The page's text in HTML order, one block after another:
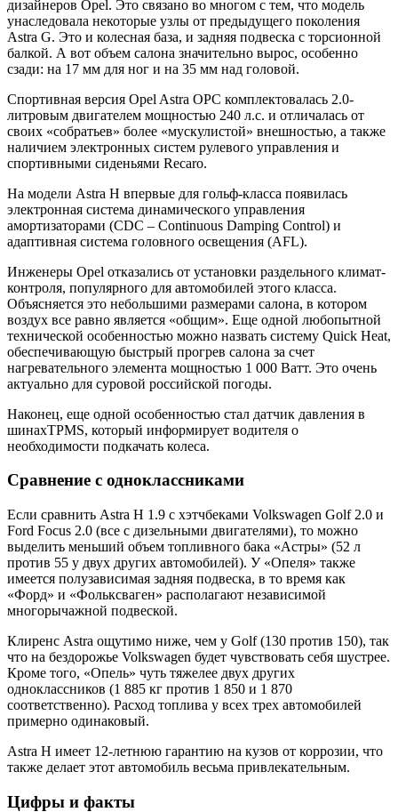
дизайнеров Opel. Это связано во многом с тем, что модель
унаследовала некоторые узлы от предыдущего поколения
Astra G. Это и колесная база, и задняя подвеска с торсионной
балкой. А вот объем салона значительно вырос, особенно
сзади: на 17 мм для ног и на 35 мм над головой.
Спортивная версия Opel Astra OPC комплектовалась 2.0-
литровым двигателем мощностью 240 л.с. и отличалась от
своих «собратьев» более «мускулистой» внешностью, а также
наличием электронных систем рулевого управления и
спортивными сиденьями Recaro.
На модели Astra H впервые для гольф-класса появилась
электронная система динамического управления
амортизаторами (CDC – Continuous Damping Control) и
адаптивная система головного освещения (AFL).
Инженеры Opel отказались от установки раздельного климат-
контроля, популярного для автомобилей этого класса.
Объясняется это небольшими размерами салона, в котором
воздух все равно является «общим». Еще одной любопытной
технической особенностью можно назвать систему Quick Heat,
обеспечивающую быстрый прогрев салона за счет
нагревательного элемента мощностью 1 000 Ватт. Это очень
актуально для суровой российской погоды.
Наконец, еще одной особенностью стал датчик давления в
шинахTPMS, который информирует водителя о
необходимости подкачать колеса.
Сравнение с одноклассниками
Если сравнить Astra H 1.9 с хэтчбеками Volkswagen Golf 2.0 и
Ford Focus 2.0 (все с дизельными двигателями), то можно
выделить меньший объем топливного бака «Астры» (52 л
против 55 у двух других автомобилей). У «Опеля» также
имеется полузависимая задняя подвеска, в то время как
«Форд» и «Фольксваген» располагают независимой
многорычажной подвеской.
Клиренс Astra ощутимо ниже, чем у Golf (130 против 150), так
что на бездорожье Volkswagen будет чувствовать себя шустрее.
Кроме того, «Опель» чуть тяжелее двух других
одноклассников (1 885 кг против 1 850 и 1 870
соответственно). Расход топлива у всех трех автомобилей
примерно одинаковый.
Astra H имеет 12-летнюю гарантию на кузов от коррозии, что
также делает этот автомобиль весьма привлекательным.
Цифры и факты